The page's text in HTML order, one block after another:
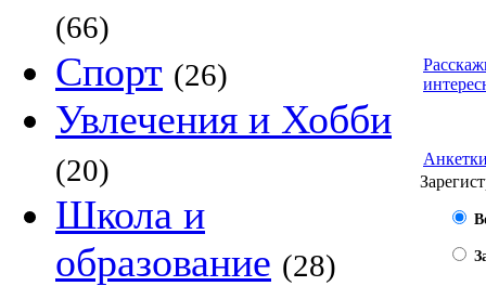
(66)
Спорт (26)
Увлечения и Хобби
(20)
Школа и
образование (28)